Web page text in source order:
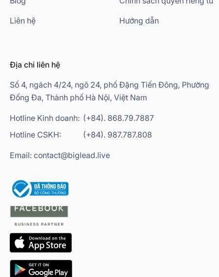
Liên hệ Hướng dẫn
Địa chỉ liên hệ
Số 4, ngách 4/24, ngõ 24, phố Đặng Tiến Đông, Phường
Đống Đa, Thành phố Hà Nội, Việt Nam
Hotline Kinh doanh: (+84). 868.79.7887
Hotline CSKH:
(+84). 987.787.808
Email: contact@biglead.live